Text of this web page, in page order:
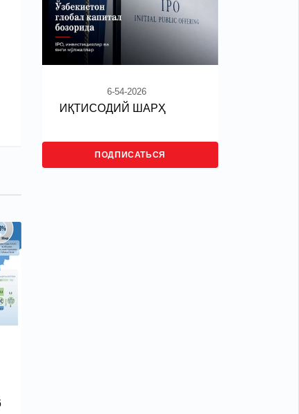
6-54-2026
ИҚТИСОДИЙ ШАРҲ
ПОДПИСАТЬСЯ